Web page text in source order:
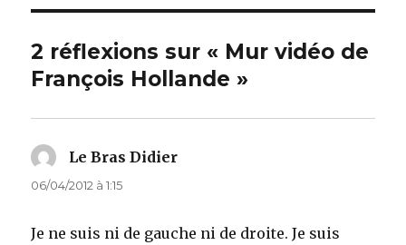
2 réflexions sur « Mur vidéo de
François Hollande »
Le Bras Didier
06/04/2012 à 1:15
Je ne suis ni de gauche ni de droite. Je suis